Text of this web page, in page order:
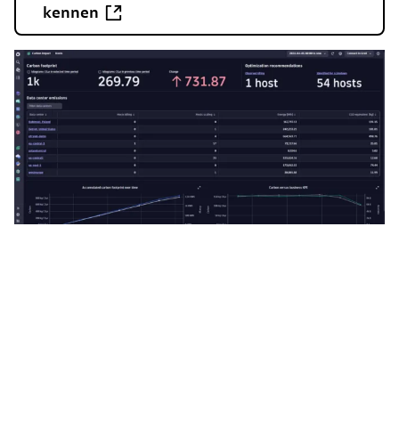
kennen